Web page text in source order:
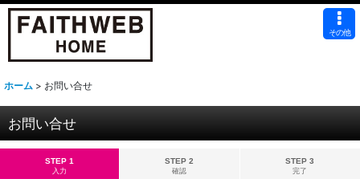
その他
ホーム > お問い合せ
お問い合せ
STEP 1
入力
STEP 2
確認
STEP 3
完了